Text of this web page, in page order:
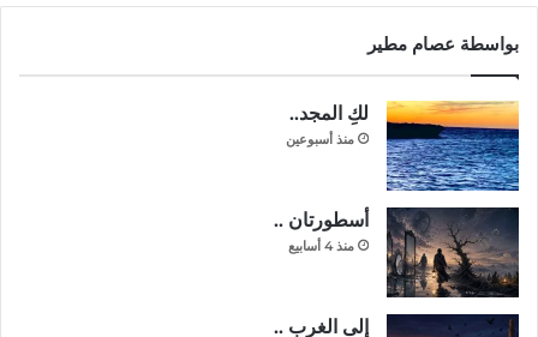
بواسطة عصام مطير
لكِ المجد..
منذ أسبوعين
أسطورتان ..
منذ 4 أسابيع
إلى الغرب ..